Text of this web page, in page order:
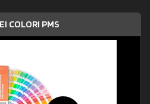
COLORI PMS